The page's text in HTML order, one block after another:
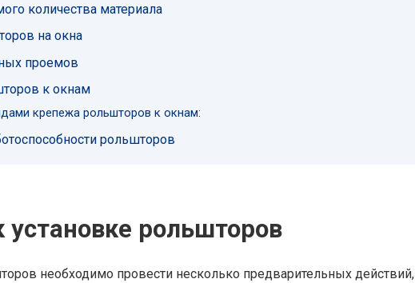
количества материала
на окна
проемов
к окнам
крепежа рольшторов к окнам:
рольшторов
установке рольшторов
необходимо провести несколько предварительных действий,